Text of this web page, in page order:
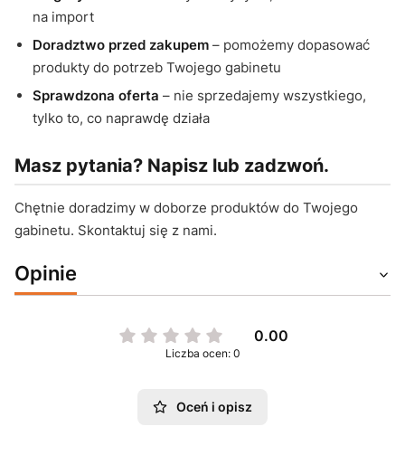
na import
Doradztwo przed zakupem – pomożemy dopasować
produkty do potrzeb Twojego gabinetu
Sprawdzona oferta – nie sprzedajemy wszystkiego,
tylko to, co naprawdę działa
Masz pytania? Napisz lub zadzwoń.
Chętnie doradzimy w doborze produktów do Twojego
gabinetu. Skontaktuj się z nami.
Opinie
0.00
Liczba ocen: 0
Oceń i opisz